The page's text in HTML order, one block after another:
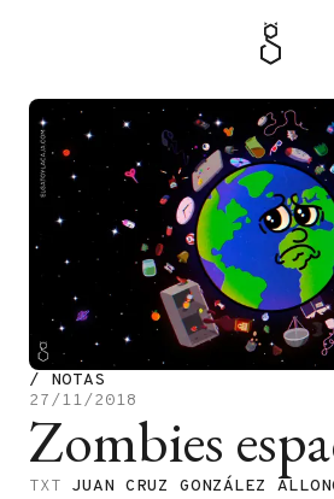
/ NOTAS
27/11/2018
Zombies
TXT JUAN CRUZ GONZÁLEZ